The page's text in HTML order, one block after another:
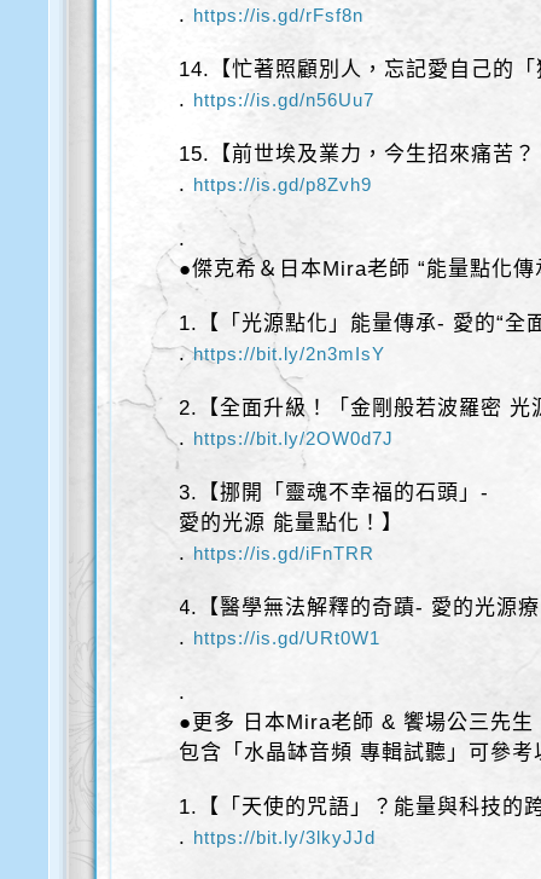
. https://is.gd/rFsf8n
14.【忙著照顧別人，忘記愛自己的
. https://is.gd/n56Uu7
15.【前世埃及業力，今生招來痛苦
. https://is.gd/p8Zvh9
.
●傑克希＆日本Mira老師 “能量點化傳
1.【「光源點化」能量傳承- 愛的“全
.https://bit.ly/2n3mIsY
2.【全面升級！「金剛般若波羅密 光
. https://bit.ly/2OW0d7J
3.【挪開「靈魂不幸福的石頭」-
愛的光源 能量點化！】
. https://is.gd/iFnTRR
4.【醫學無法解釋的奇蹟- 愛的光源
. https://is.gd/URt0W1
.
●更多 日本Mira老師 & 饗場公三先⽣
包含「水晶缽音頻 專輯試聽」可參考
1.【「天使的咒語」？能量與科技的
. https://bit.ly/3lkyJJd